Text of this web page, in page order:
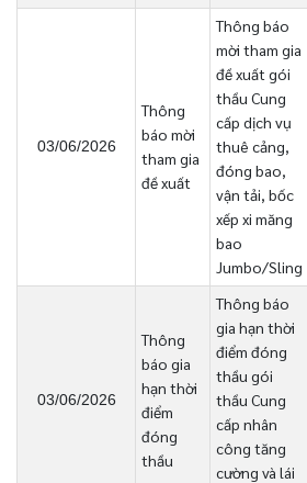
03/06/2026
Thông
báo mời
tham gia
đề xuất
Thông báo
mời tham gia
đề xuất gói
thầu Cung
cấp dịch vụ
thuê cảng,
đóng bao,
vận tải, bốc
xếp xi măng
bao
Jumbo/Sling
03/06/2026
Thông
báo gia
hạn thời
điểm
đóng
thầu
Thông báo
gia hạn thời
điểm đóng
thầu gói
thầu Cung
cấp nhân
công tăng
cường và lái